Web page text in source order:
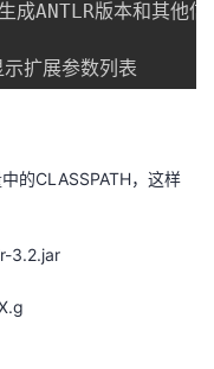
版本和其他信
参数列表
的CLASSPATH，这样
3.2.jar